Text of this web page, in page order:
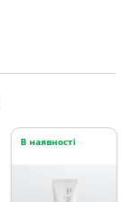
В наявності